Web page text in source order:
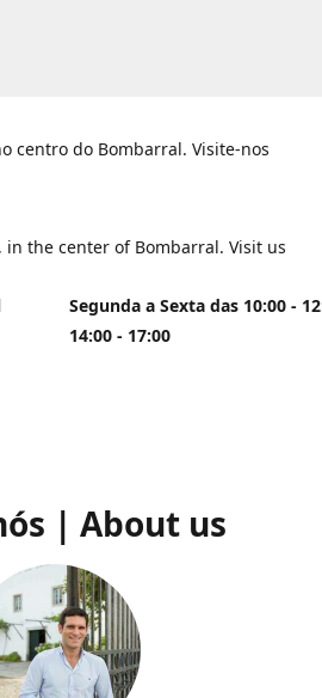
centro do Bombarral. Visite-nos
the center of Bombarral. Visit us
Segunda a Sexta das 10:00 -
14:00 - 17:00
| About us